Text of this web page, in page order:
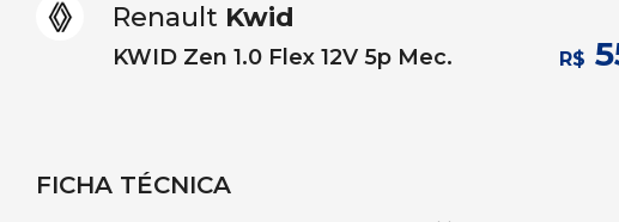
Renault Kwid
KWID Zen 1.0 Flex 12V 5p Mec. R$
FICHA TÉCNICA